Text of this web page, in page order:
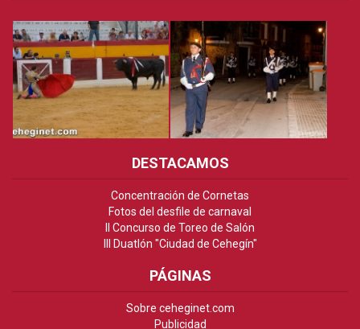
DESTACAMOS
Concentración de Cornetas
Fotos del desfile de carnaval
II Concurso de Toreo de Salón
III Duatlón "Ciudad de Cehegín"
PÁGINAS
Sobre ceheginet.com
Publicidad